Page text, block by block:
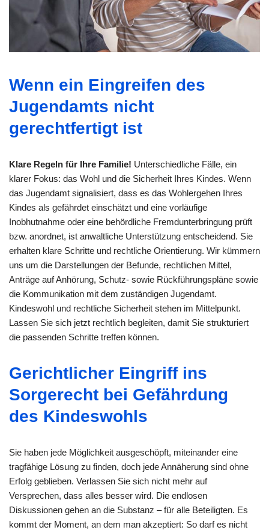
Wenn ein Eingreifen des
Jugendamts nicht
gerechtfertigt ist
Klare Regeln für Ihre Familie! Unterschiedliche Fälle, ein
klarer Fokus: das Wohl und die Sicherheit Ihres Kindes. Wenn
das Jugendamt signalisiert, dass es das Wohlergehen Ihres
Kindes als gefährdet einschätzt und eine vorläufige
Inobhutnahme oder eine behördliche Fremdunterbringung prüft
bzw. anordnet, ist anwaltliche Unterstützung entscheidend. Sie
erhalten klare Schritte und rechtliche Orientierung. Wir kümmern
uns um die Darstellungen der Befunde, rechtlichen Mittel,
Anträge auf Anhörung, Schutz- sowie Rückführungspläne sowie
die Kommunikation mit dem zuständigen Jugendamt.
Kindeswohl und rechtliche Sicherheit stehen im Mittelpunkt.
Lassen Sie sich jetzt rechtlich begleiten, damit Sie strukturiert
die passenden Schritte treffen können.
Gerichtlicher Eingriff ins
Sorgerecht bei Gefährdung
des Kindeswohls
Sie haben jede Möglichkeit ausgeschöpft, miteinander eine
tragfähige Lösung zu finden, doch jede Annäherung sind ohne
Erfolg geblieben. Verlassen Sie sich nicht mehr auf
Versprechen, dass alles besser wird. Die endlosen
Diskussionen gehen an die Substanz – für alle Beteiligten. Es
kommt der Moment, an dem man akzeptiert: So darf es nicht